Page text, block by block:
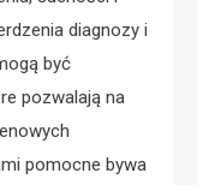
diagnozy i
być
pozwalają na
pomocne bywa